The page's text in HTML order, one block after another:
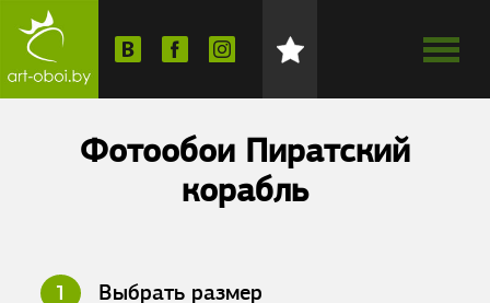
Фотообои Пиратский
корабль
1 Выбрать размер